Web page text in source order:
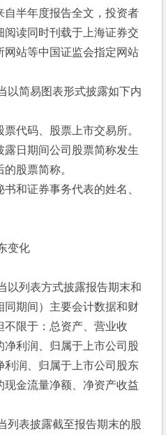
年度报告全文，投资者
读同时刊载于上海证券交
网站等中国证监会指定网站
易图表形式披露如下内
码、股票上市交易所。
日期间公司股票简称发生
股票简称。
证券事务代表的姓名、
变化
表方式披露报告期末和
同期间）主要会计数据和财
限于：总资产、营业收
净利润、归属于上市公司股
利润、归属于上市公司股东
金流量净额、净资产收益
披露截至报告期末的股